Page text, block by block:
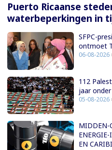
Puerto Ricaanse
waterbeperkingen in
SFPC-
ontmoet
06-08-2026
112
jaar
05-08-2026
MIDDEN-
EN